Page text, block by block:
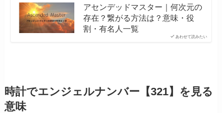
あわせて読みたい
アセンデッドマスター｜何次元の
存在？繋がる方法は？意味・役
割・有名人一覧
時計でエンジェルナンバー【321】を見る
意味